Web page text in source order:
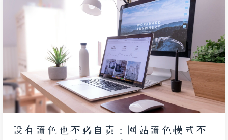
而不学则殆”的循环，并希望文章能作为思考样本，为
遇到困惑的人提供启发。关于网站建设，作者选择了静
态博客与 GitHub Pages，成本低廉、无需维护，并珍
视这个不受算法和平台限制的个人空间。他认为博客连
接的是真诚的熟人关系，评论门槛也天然过滤了浮躁的
过客。展望未来，作者并不试图预测风口，而是选择做
好当下，把问题交给时间，就像此刻写下的文字，只为
让未来的自己知道曾经这样想过。
没有深色也不必自责：网站深色模式不